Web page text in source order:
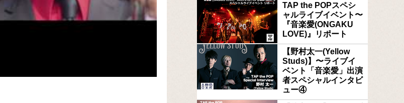
TAP the POPスペシ
ャルライブイベント〜
『音楽愛(ONGAKU
LOVE)』リポート
【野村太一(Yellow
Studs)】〜ライブイ
ベント「音楽愛」出演
者スペシャルインタビ
ュー④